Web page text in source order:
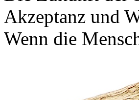
Akzeptanz und
Wenn die